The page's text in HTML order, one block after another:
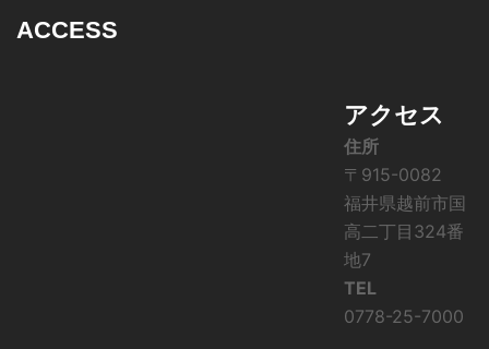
ACCESS
アクセス
住所
〒915-0082
福井県越前市国
高二丁目324番
地7
TEL
0778-25-7000